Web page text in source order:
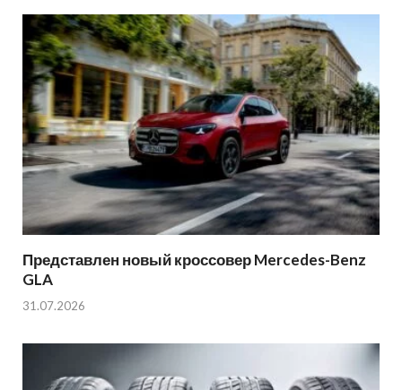
Представлен новый кроссовер Mercedes-Benz
GLA
31.07.2026